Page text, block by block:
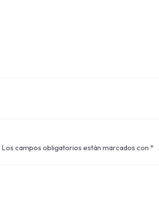
Los campos obligatorios están marcados con *